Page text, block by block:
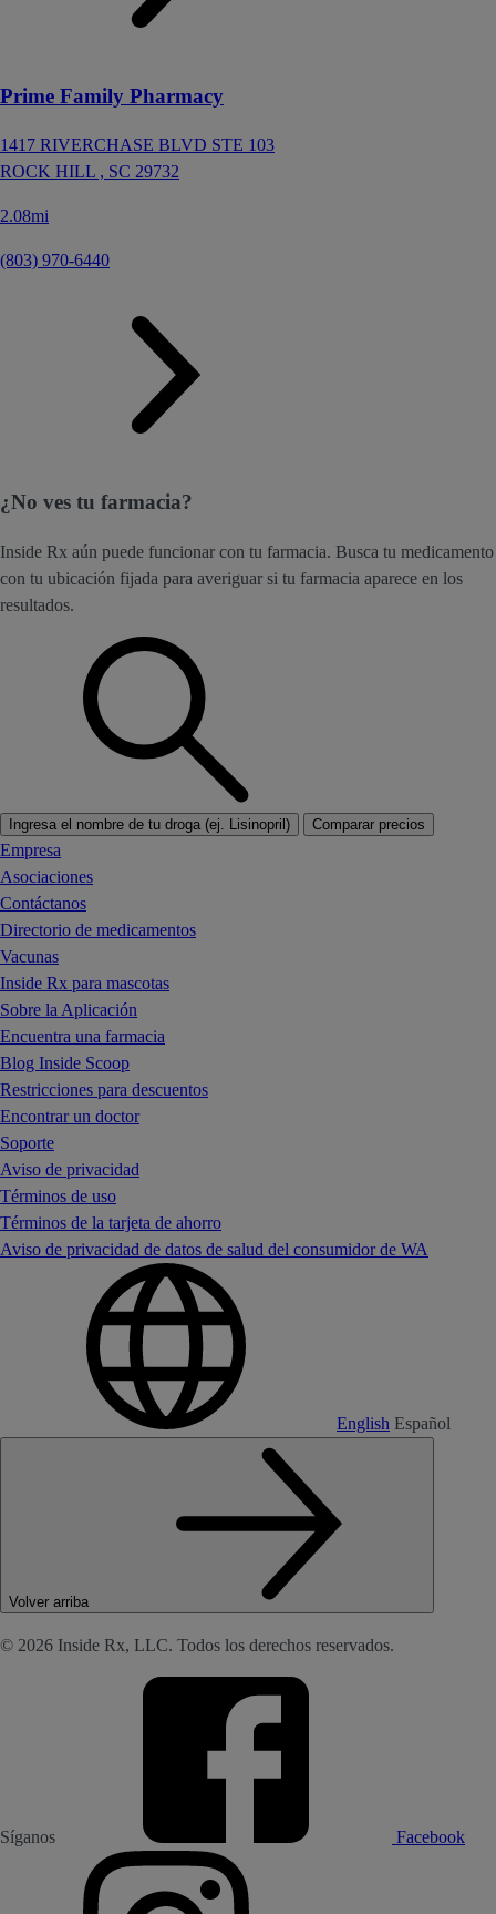
Prime Family Pharmacy
1417 RIVERCHASE BLVD STE 103
ROCK HILL , SC 29732
2.08mi
(803) 970-6440
¿No ves tu farmacia?
Inside Rx aún puede funcionar con tu farmacia. Busca tu medicamento
con tu ubicación fijada para averiguar si tu farmacia aparece en los
resultados.
Ingresa el nombre de tu droga (ej. Lisinopril) Comparar precios
Empresa
Asociaciones
Contáctanos
Directorio de medicamentos
Vacunas
Inside Rx para mascotas
Sobre la Aplicación
Encuentra una farmacia
Blog Inside Scoop
Restricciones para descuentos
Encontrar un doctor
Soporte
Aviso de privacidad
Términos de uso
Términos de la tarjeta de ahorro
Aviso de privacidad de datos de salud del consumidor de WA
English Español
Volver arriba
© 2026 Inside Rx, LLC. Todos los derechos reservados.
Síganos Facebook